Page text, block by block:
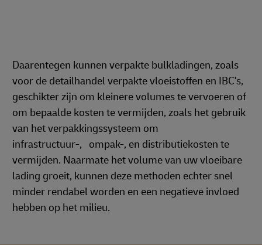
Daarentegen kunnen verpakte bulkladingen, zoals
voor de detailhandel verpakte vloeistoffen en IBC's,
geschikter zijn om kleinere volumes te vervoeren of
om bepaalde kosten te vermijden, zoals het gebruik
van het verpakkingssysteem om
infrastructuur-, ompak-, en distributiekosten te
vermijden. Naarmate het volume van uw vloeibare
lading groeit, kunnen deze methoden echter snel
minder rendabel worden en een negatieve invloed
hebben op het milieu.